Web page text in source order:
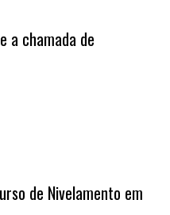
a chamada de
de Nivelamento em